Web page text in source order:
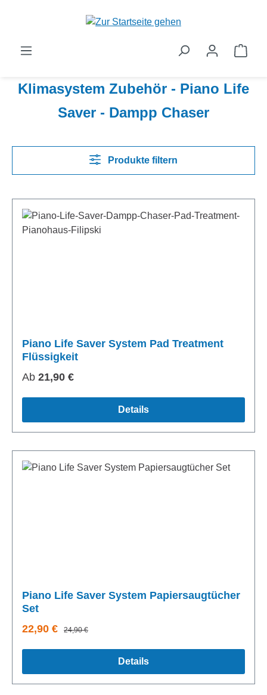
Zum Hauptinhalt springen
Klimasystem Zubehör - Piano Life
Saver - Dampp Chaser
Produkte filtern
Piano Life Saver System Pad Treatment
Flüssigkeit
Regulärer Preis:
Ab 21,90 €
Details
Piano Life Saver System Papiersaugtücher
Set
Verkaufspreis:
22,90 € Regulärer Preis:
24,90 €
Details